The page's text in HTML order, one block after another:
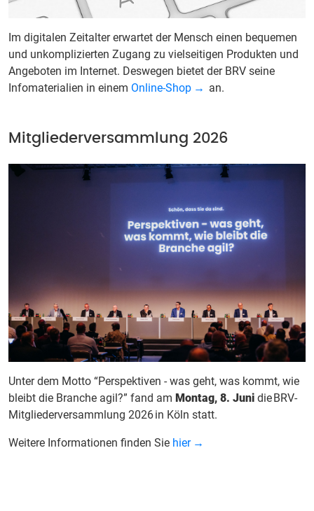
Im digitalen Zeitalter erwartet der Mensch einen bequemen
und unkomplizierten Zugang zu vielseitigen Produkten und
Angeboten im Internet. Deswegen bietet der BRV seine
Infomaterialien in einem Online-Shop an.
Mitgliederversammlung 2026
Unter dem Motto “Perspektiven - was geht, was kommt, wie
bleibt die Branche agil?” fand am Montag, 8. Juni die BRV-
Mitgliederversammlung 2026in Kö ln statt.
Weitere Informationen finden Sie hier